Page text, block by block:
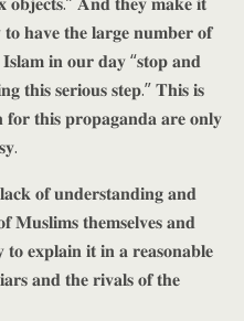
𝐭𝐨 𝐡𝐚𝐯𝐞 𝐭𝐡𝐞 𝐥𝐚𝐫𝐠𝐞 𝐧𝐮𝐦𝐛𝐞𝐫 𝐨𝐟
𝐢𝐧 𝐨𝐮𝐫 𝐝𝐚𝐲 “𝐬𝐭𝐨𝐩 𝐚𝐧𝐝
𝐭𝐡𝐢𝐬 𝐬𝐞𝐫𝐢𝐨𝐮𝐬 𝐬𝐭𝐞𝐩.” 𝐓𝐡𝐢𝐬 𝐢𝐬
𝐟𝐨𝐫 𝐭𝐡𝐢𝐬 𝐩𝐫𝐨𝐩𝐚𝐠𝐚𝐧𝐝𝐚 𝐚𝐫𝐞 𝐨𝐧𝐥𝐲
𝐨𝐟 𝐮𝐧𝐝𝐞𝐫𝐬𝐭𝐚𝐧𝐝𝐢𝐧𝐠 𝐚𝐧𝐝
𝐌𝐮𝐬𝐥𝐢𝐦𝐬 𝐭𝐡𝐞𝐦𝐬𝐞𝐥𝐯𝐞𝐬 𝐚𝐧𝐝
𝐭𝐨 𝐞𝐱𝐩𝐥𝐚𝐢𝐧 𝐢𝐭 𝐢𝐧 𝐚 𝐫𝐞𝐚𝐬𝐨𝐧𝐚𝐛𝐥𝐞
𝐚𝐧𝐝 𝐭𝐡𝐞 𝐫𝐢𝐯𝐚𝐥𝐬 𝐨𝐟 𝐭𝐡𝐞